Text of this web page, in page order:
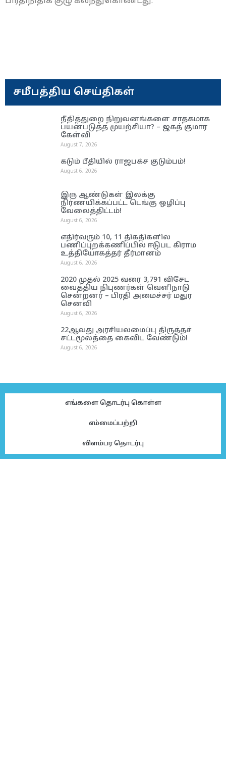
சமீபத்திய செய்திகள்
நீதித்துறை நிறுவனங்களை சாதகமாக
பயன்படுத்த முயற்சியா? – ஜகத் குமார
கேள்வி
August 7, 2026
கடும் பீதியில் ராஜபக்ச குடும்பம்!
August 6, 2026
இரு ஆண்டுகள் இலக்கு
நிர்ணயிக்கப்பட்ட டெங்கு ஒழிப்பு
வேலைத்திட்டம்!
August 6, 2026
எதிர்வரும் 10, 11 திகதிகளில்
பணிப்புறக்கணிப்பில் ஈடுபட கிராம
உத்தியோகத்தர் தீர்மானம்
August 6, 2026
2020 முதல் 2025 வரை 3,791 விசேட
வைத்திய நிபுணர்கள் வெளிநாடு
சென்றனர் – பிரதி அமைச்சர் மதுர
செனவி
August 6, 2026
22ஆவது அரசியலமைப்பு திருத்தச்
சட்டமூலத்தை கைவிட வேண்டும்!
August 6, 2026
எங்களை தொடர்பு கொள்ள
எம்மைப்பற்றி
விளம்பர தொடர்பு